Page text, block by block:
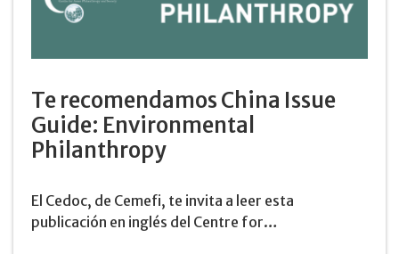
Te recomendamos China Issue
Guide: Environmental
Philanthropy
El Cedoc, de Cemefi, te invita a leer esta
publicación en inglés del Centre for…